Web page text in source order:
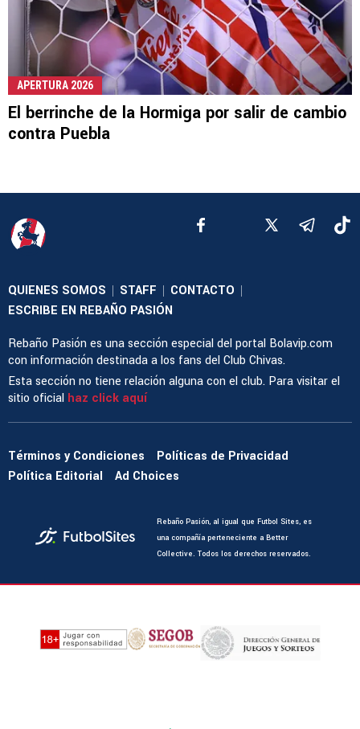
APERTURA 2026
El berrinche de la Hormiga por salir de cambio
contra Puebla
QUIENES SOMOS | STAFF | CONTACTO |
ESCRIBE EN REBAÑO PASIÓN
Rebaño Pasión es una sección especial del portal Bolavip.com
con información destinada a los fans del Club Chivas.
Esta sección no tiene relación alguna con el club. Para visitar el
sitio oficial haz click aquí
Términos y Condiciones
Políticas de Privacidad
Política Editorial
Ad Choices
Rebaño Pasión, al igual que Futbol Sites, es
una compañía perteneciente a Better
Collective. Todos los derechos reservados.